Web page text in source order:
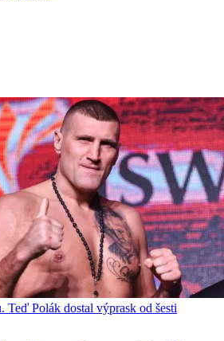
Teď Polák dostal výprask od šesti